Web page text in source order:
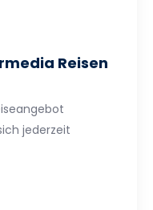
Reisen
jederzeit